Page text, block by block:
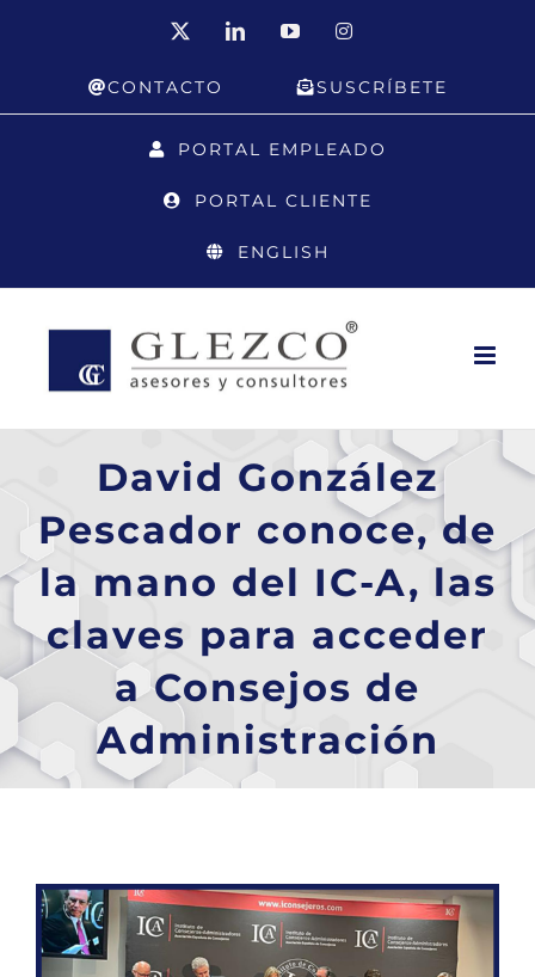
LinkedInYouTubeInstagram
CONTACTO SUSCRÍBETE
PORTAL EMPLEADO
PORTAL CLIENTE
ENGLISH
David González
Pescador conoce, de
la mano del IC-A, las
claves para acceder
a Consejos de
Administración
Ver
imagen